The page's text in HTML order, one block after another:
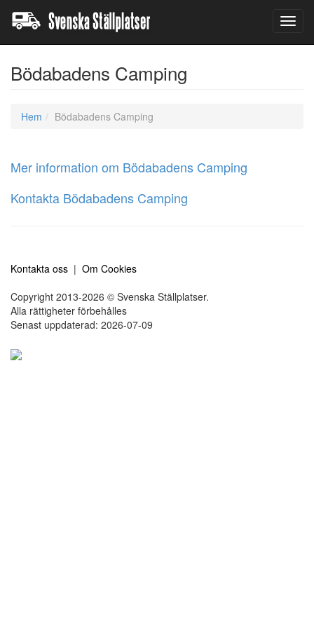
Bödabadens Camping
Hem Bödabadens Camping
Mer information om Bödabadens Camping
Kontakta Bödabadens Camping
Kontakta oss | Om Cookies
Copyright 2013-2026 © Svenska Ställplatser.
Alla rättigheter förbehålles
Senast uppdaterad: 2026-07-09